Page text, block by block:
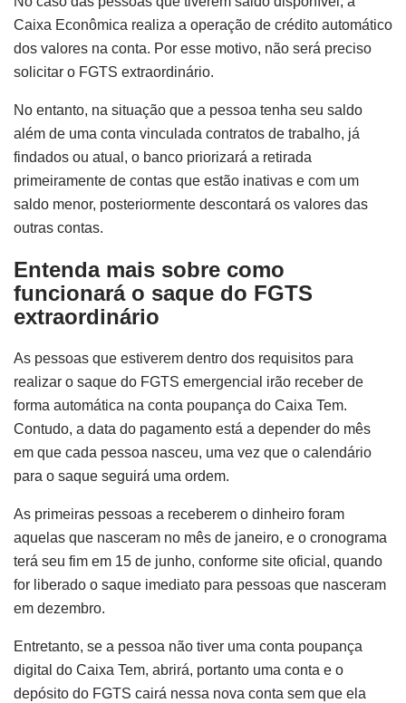
Caixa Econômica realiza a operação de crédito automático
dos valores na conta. Por esse motivo, não será preciso
solicitar o FGTS extraordinário.
No entanto, na situação que a pessoa tenha seu saldo
além de uma conta vinculada contratos de trabalho, já
findados ou atual, o banco priorizará a retirada
primeiramente de contas que estão inativas e com um
saldo menor, posteriormente descontará os valores das
outras contas.
Entenda mais sobre como
funcionará o saque do FGTS
extraordinário
As pessoas que estiverem dentro dos requisitos para
realizar o saque do FGTS emergencial irão receber de
forma automática na conta poupança do Caixa Tem.
Contudo, a data do pagamento está a depender do mês
em que cada pessoa nasceu, uma vez que o calendário
para o saque seguirá uma ordem.
As primeiras pessoas a receberem o dinheiro foram
aquelas que nasceram no mês de janeiro, e o cronograma
terá seu fim em 15 de junho, conforme site oficial, quando
for liberado o saque imediato para pessoas que nasceram
em dezembro.
Entretanto, se a pessoa não tiver uma conta poupança
digital do Caixa Tem, abrirá, portanto uma conta e o
depósito do FGTS cairá nessa nova conta sem que ela